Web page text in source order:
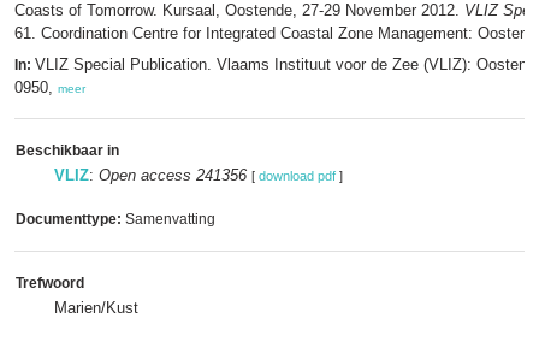
Coasts of Tomorrow. Kursaal, Oostende, 27-29 November 2012. VLIZ
61. Coordination Centre for Integrated Coastal Zone Management:
In: VLIZ Special Publication. Vlaams Instituut voor de Zee (VLIZ):
0950, meer
Beschikbaar in
VLIZ: Open access 241356 [ download pdf ]
Documenttype: Samenvatting
Trefwoord
Marien/Kust